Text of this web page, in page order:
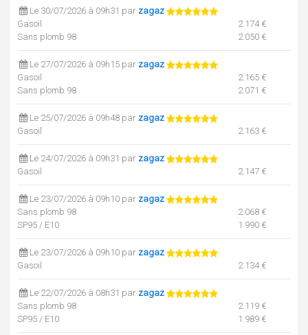
Le 30/07/2026 à 09h31 par zagaz
Gasoil
2.174 €
Sans plomb 98
2.050 €
Le 27/07/2026 à 09h15 par zagaz
Gasoil
2.165 €
Sans plomb 98
2.071 €
Le 25/07/2026 à 09h48 par zagaz
Gasoil
2.163 €
Le 24/07/2026 à 09h31 par zagaz
Gasoil
2.147 €
Le 23/07/2026 à 09h10 par zagaz
Sans plomb 98
2.068 €
SP95 / E10
1.990 €
Le 23/07/2026 à 09h10 par zagaz
Gasoil
2.134 €
Le 22/07/2026 à 08h31 par zagaz
Sans plomb 98
2.119 €
SP95 / E10
1.989 €